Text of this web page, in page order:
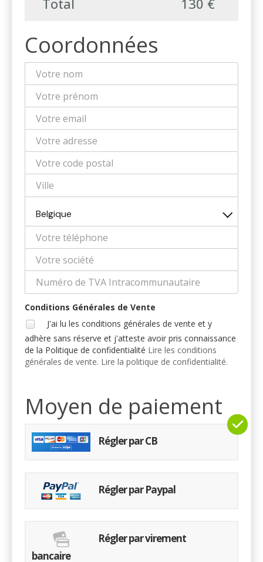
Coordonnées
Belgique
Conditions Générales de Vente
J'ai lu les conditions générales de vente et y
adhère sans réserve et j'atteste avoir pris connaissance
de la Politique de confidentialité Lire les conditions
générales de vente. Lire la politique de confidentialité.
Moyen de paiement
Régler par CB
Régler par Paypal
Régler par virement
bancaire